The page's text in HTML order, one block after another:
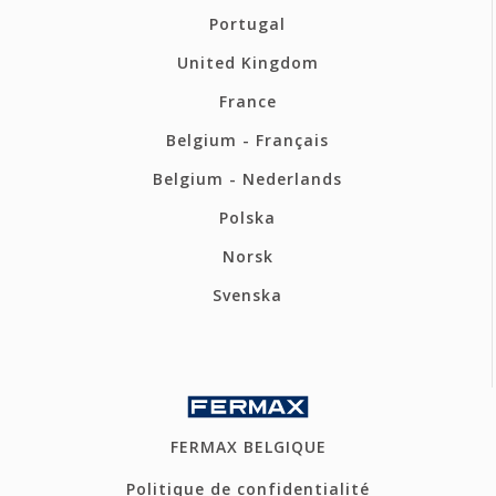
Portugal
United Kingdom
France
Belgium - Français
Belgium - Nederlands
Polska
Norsk
Svenska
FERMAX BELGIQUE
Politique de confidentialité